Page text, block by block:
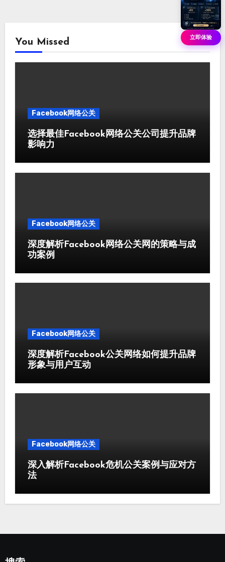
You Missed
Facebook网络公关
选择最佳Facebook网络公关公司提升品牌
影响力
Facebook网络公关
深度解析Facebook网络公关网的策略与成
功案例
Facebook网络公关
深度解析Facebook公关网络如何提升品牌
形象与用户互动
Facebook网络公关
深入解析Facebook危机公关案例与应对方
法
立即体验